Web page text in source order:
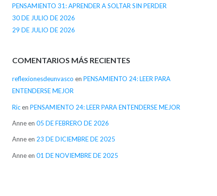
PENSAMIENTO 31: APRENDER A SOLTAR SIN PERDER
30 DE JULIO DE 2026
29 DE JULIO DE 2026
COMENTARIOS MÁS RECIENTES
reflexionesdeunvasco en PENSAMIENTO 24: LEER PARA
ENTENDERSE MEJOR
Ricen PENSAMIENTO 24: LEER PARA ENTENDERSE MEJOR
Anneen 05 DE FEBRERO DE 2026
Anneen 23 DE DICIEMBRE DE 2025
Anneen 01 DE NOVIEMBRE DE 2025